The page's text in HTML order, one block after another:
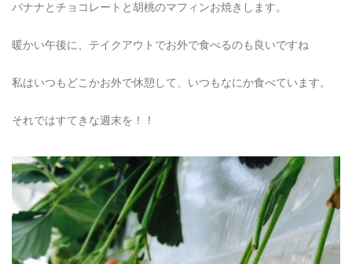
バナナとチョコレートと胡桃のマフィンお焼きします。
暖かい午後に、テイクアウトでお外で食べるのも良いですね
私はいつもどこかお外で休憩して、いつもなにか食べています。
それではすてきな週末を！！